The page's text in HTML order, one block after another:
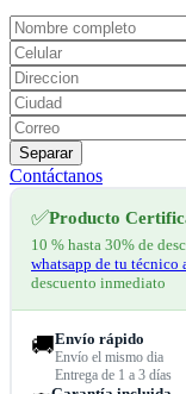
Separar
Contáctanos
✅Producto
10 % hasta 30% de
whatsapp de tu técnico
descuento inmediato
🚚Envío rápido
Envío el mismo dia
Entrega de 1 a 3 días